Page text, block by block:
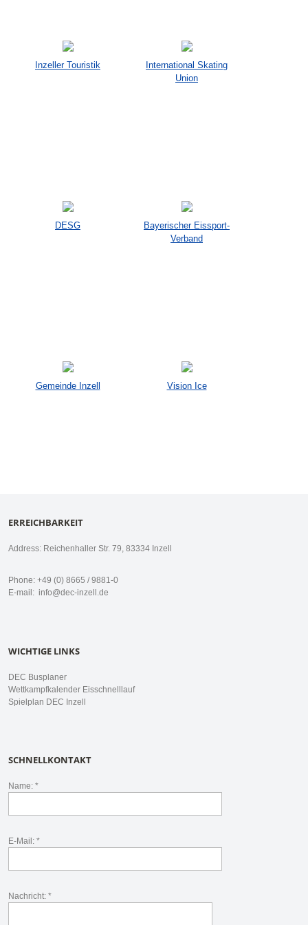
Inzeller Touristik
International Skating
Union
DESG
Bayerischer Eissport-
Verband
Gemeinde Inzell Vision Ice
ERREICHBARKEIT
Address: Reichenhaller Str. 79, 83334 Inzell
Phone: +49 (0) 8665 / 9881-0
E-mail: info@dec-inzell.de
WICHTIGE LINKS
DEC Busplaner
Wettkampfkalender Eisschnelllauf
Spielplan DEC Inzell
SCHNELLKONTAKT
Name: *
E-Mail: *
Nachricht: *